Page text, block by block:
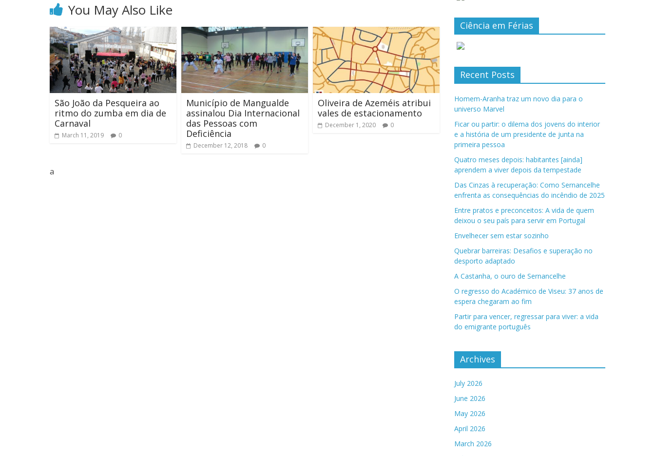
You May Also Like
São João da Pesqueira ao
ritmo do zumba em dia de
Carnaval
March 11, 2019 0
Município de Mangualde
assinalou Dia Internacional
das Pessoas com
Deficiência
December 12, 2018 0
Oliveira de Azeméis atribui
vales de estacionamento
December 1, 2020 0
a
Ciência em Férias
Recent Posts
Homem-Aranha traz um novo dia para o
universo Marvel
Ficar ou partir: o dilema dos jovens do interior
e a história de um presidente de junta na
primeira pessoa
Quatro meses depois: habitantes [ainda]
aprendem a viver depois da tempestade
Das Cinzas à recuperação: Como Sernancelhe
enfrenta as consequências do incêndio de 2025
Entre pratos e preconceitos: A vida de quem
deixou o seu país para servir em Portugal
Envelhecer sem estar sozinho
Quebrar barreiras: Desafios e superação no
desporto adaptado
A Castanha, o ouro de Sernancelhe
O regresso do Académico de Viseu: 37 anos de
espera chegaram ao fim
Partir para vencer, regressar para viver: a vida
do emigrante português
Archives
July 2026
June 2026
May 2026
April 2026
March 2026